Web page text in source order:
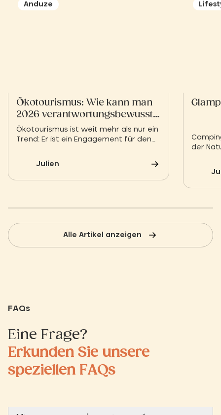
Anduze
Ökotourismus: Wie kann man
2026 verantwortungsbewusst
reisen?
Ökotourismus ist weit mehr als nur ein
Trend: Er ist ein Engagement für den
Auswahl Ihrer Unterkünfte bis hin zu
Ihren CO₂-Fußabdruck zu verringern
Sie unsere wichtigsten Tipps für die
bis hin zur Auswahl Ihrer Aktivitäten
vor Ort.
Julien
der
Alle Artikel anzeigen
FAQs
Eine Frage?
Erkunden Sie unsere
speziellen FAQs